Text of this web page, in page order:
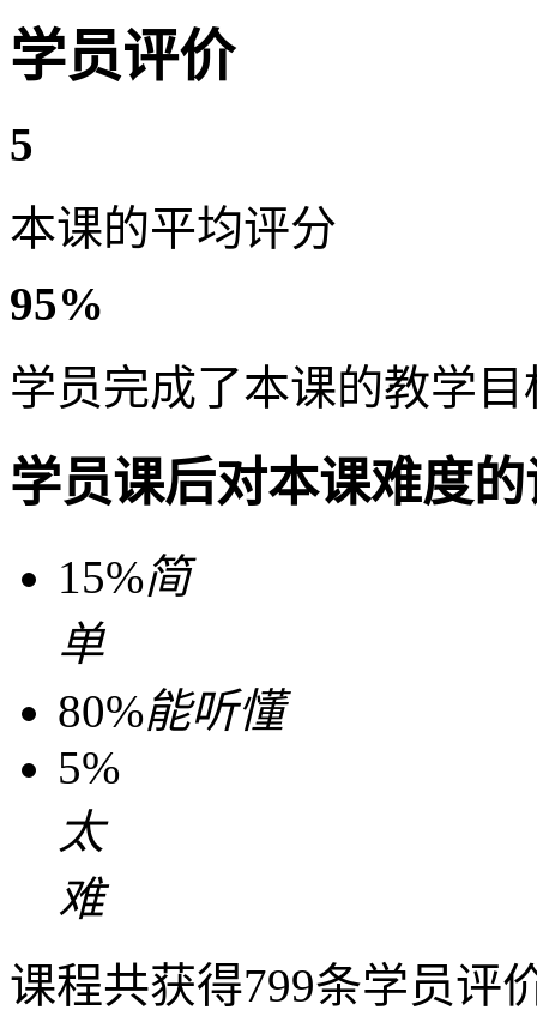
学员评价
5
本课的平均评分
95%
学员完成了本课的教学目
学员课后对本课难度
15%简
单
80%能听懂
5%
太
难
课程共获得799条学员评